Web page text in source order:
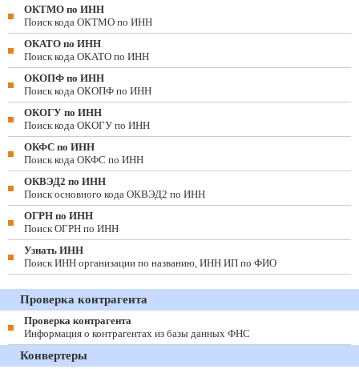
ОКТМО по ИНН
Поиск кода ОКТМО по ИНН
ОКАТО по ИНН
Поиск кода ОКАТО по ИНН
ОКОПФ по ИНН
Поиск кода ОКОПФ по ИНН
ОКОГУ по ИНН
Поиск кода ОКОГУ по ИНН
ОКФС по ИНН
Поиск кода ОКФС по ИНН
ОКВЭД2 по ИНН
Поиск основного кода ОКВЭД2 по ИНН
ОГРН по ИНН
Поиск ОГРН по ИНН
Узнать ИНН
Поиск ИНН организации по названию, ИНН ИП по ФИО
Проверка контрагента
Проверка контрагента
Информация о контрагентах из базы данных ФНС
Конвертеры